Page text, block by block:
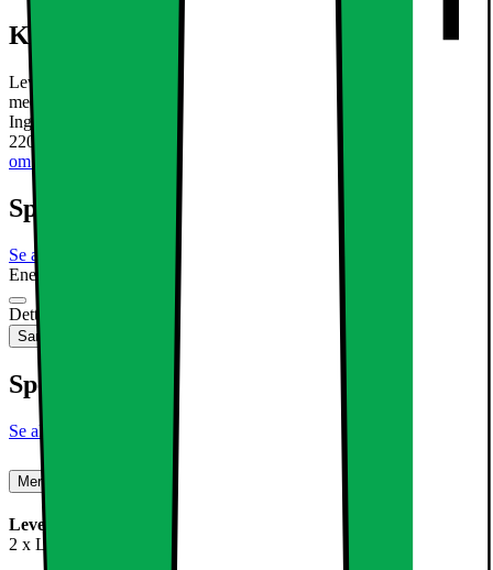
Kort om produktet
Leveringsomfang: 2 x LED panel overflade lampe 12W køle hvid
med transformer Teknisk information: forretning Montering / Cap
Ingen Nominel effekt 12 W Mærkeeffekt 12.5 W Spænding AC
220-240V Power Factor PF 0542 Energi 12 kWh / 1000
om produktet
Specifikationer
Se alle specifikationer
Energimærkning
Produktdatablad
Dette produkt er ikke tilgængeligt
Sammenlign
Specifikationer
Se alle specifikationer
Mere om produktet
Leveringsomfang:
2 x LED panel overflade lampe 12W køle hvid med transformer